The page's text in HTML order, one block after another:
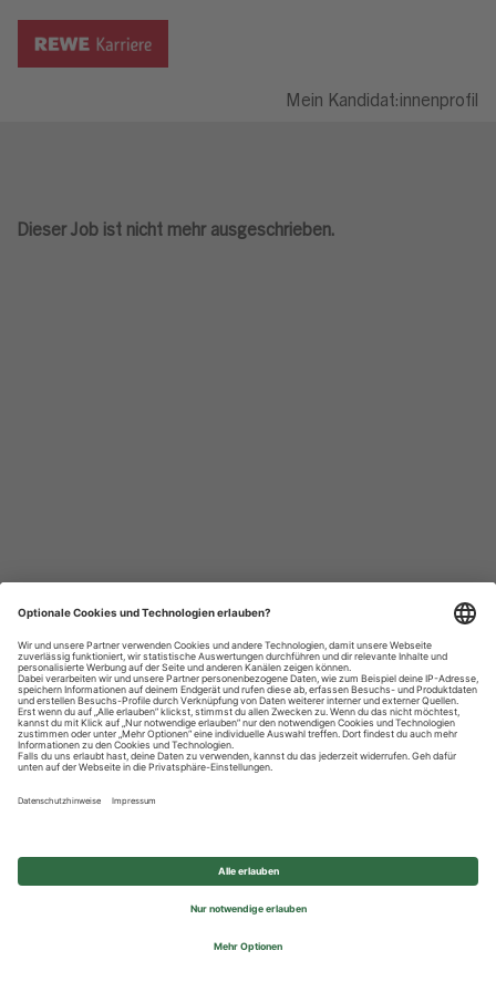
Mein Kandidat:innenprofil
Dieser Job ist nicht mehr ausgeschrieben.
Datenschutzhinweise
Impressum
Privatsphäre-Einstellungen
© 2026 REWE Group - All rights reserved